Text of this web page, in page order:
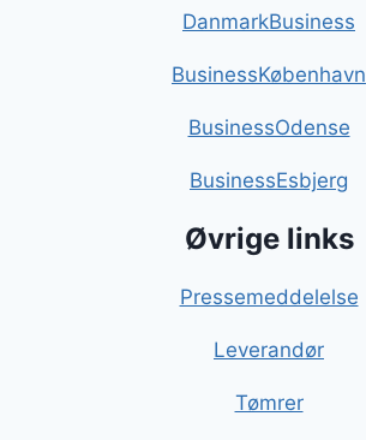
DanmarkBusiness
BusinessKøbenhavn
BusinessOdense
BusinessEsbjerg
Øvrige links
Pressemeddelelse
Leverandør
Tømrer